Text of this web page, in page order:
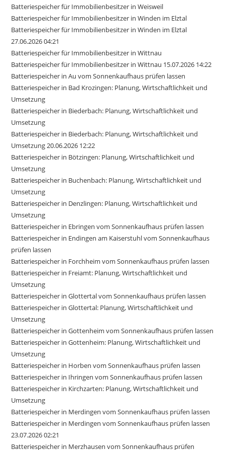
Batteriespeicher für Immobilienbesitzer in Weisweil
Batteriespeicher für Immobilienbesitzer in Winden im Elztal
Batteriespeicher für Immobilienbesitzer in Winden im Elztal
27.06.2026 04:21
Batteriespeicher für Immobilienbesitzer in Wittnau
Batteriespeicher für Immobilienbesitzer in Wittnau 15.07.2026 14:22
Batteriespeicher in Au vom Sonnenkaufhaus prüfen lassen
Batteriespeicher in Bad Krozingen: Planung, Wirtschaftlichkeit und
Umsetzung
Batteriespeicher in Biederbach: Planung, Wirtschaftlichkeit und
Umsetzung
Batteriespeicher in Biederbach: Planung, Wirtschaftlichkeit und
Umsetzung 20.06.2026 12:22
Batteriespeicher in Bötzingen: Planung, Wirtschaftlichkeit und
Umsetzung
Batteriespeicher in Buchenbach: Planung, Wirtschaftlichkeit und
Umsetzung
Batteriespeicher in Denzlingen: Planung, Wirtschaftlichkeit und
Umsetzung
Batteriespeicher in Ebringen vom Sonnenkaufhaus prüfen lassen
Batteriespeicher in Endingen am Kaiserstuhl vom Sonnenkaufhaus
prüfen lassen
Batteriespeicher in Forchheim vom Sonnenkaufhaus prüfen lassen
Batteriespeicher in Freiamt: Planung, Wirtschaftlichkeit und
Umsetzung
Batteriespeicher in Glottertal vom Sonnenkaufhaus prüfen lassen
Batteriespeicher in Glottertal: Planung, Wirtschaftlichkeit und
Umsetzung
Batteriespeicher in Gottenheim vom Sonnenkaufhaus prüfen lassen
Batteriespeicher in Gottenheim: Planung, Wirtschaftlichkeit und
Umsetzung
Batteriespeicher in Horben vom Sonnenkaufhaus prüfen lassen
Batteriespeicher in Ihringen vom Sonnenkaufhaus prüfen lassen
Batteriespeicher in Kirchzarten: Planung, Wirtschaftlichkeit und
Umsetzung
Batteriespeicher in Merdingen vom Sonnenkaufhaus prüfen lassen
Batteriespeicher in Merdingen vom Sonnenkaufhaus prüfen lassen
23.07.2026 02:21
Batteriespeicher in Merzhausen vom Sonnenkaufhaus prüfen